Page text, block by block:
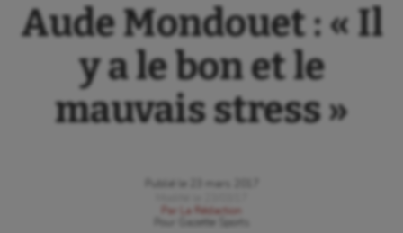
Aude Mondouet : « Il
y a le bon et le
mauvais stress »
Publié le
23 mars 2017
Par
La Rédaction
Gazette Sports